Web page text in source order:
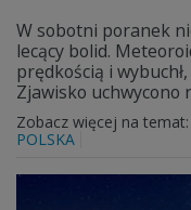
W sobotni poranek
lecący bolid.
prędkością i
Zjawisko uchwycono
Zobacz więcej na temat:
POLSKA